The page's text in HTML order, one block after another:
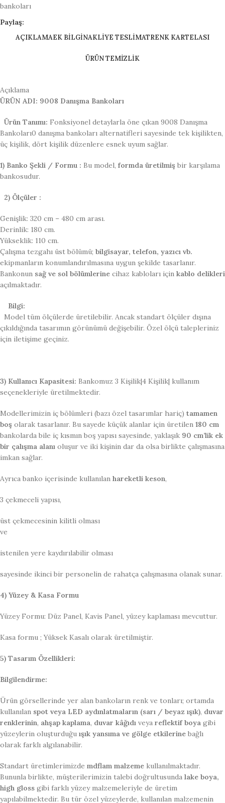
bankoları
Paylaş:
AÇIKLAMAEK BILGINAKLİYE TESLİMATRENK KARTELASI
ÜRÜN TEMİZLİK
Açıklama
ÜRÜN ADI: 9008 Danışma Bankoları
Ürün Tanımı: Fonksiyonel detaylarla öne çıkan 9008 Danışma
Bankoları0 danışma bankoları alternatifleri sayesinde tek kişilikten,
üç kişilik, dört kişilik düzenlere esnek uyum sağlar.
1) Banko Şekli / Formu : Bu model, formda üretilmiş bir karşılama
bankosudur.
2) Ölçüler :
Genişlik: 320 cm – 480 cm arası.
Derinlik: 180 cm.
Yükseklik: 110 cm.
Çalışma tezgahı üst bölümü; bilgisayar, telefon, yazıcı vb.
ekipmanların konumlandırılmasına uygun şekilde tasarlanır.
Bankonun sağ ve sol bölümlerine cihaz kabloları için kablo delikleri
açılmaktadır.
Bilgi:
Model tüm ölçülerde üretilebilir. Ancak standart ölçüler dışına
çıkıldığında tasarımın görünümü değişebilir. Özel ölçü talepleriniz
için iletişime geçiniz.
3) Kullanıcı Kapasitesi: Bankomuz 3 Kişilik|4 Kişilik| kullanım
seçenekleriyle üretilmektedir.
Modellerimizin iç bölümleri (bazı özel tasarımlar hariç) tamamen
boş olarak tasarlanır. Bu sayede küçük alanlar için üretilen 180 cm
bankolarda bile iç kısmın boş yapısı sayesinde, yaklaşık 90 cm’lik ek
bir çalışma alanı oluşur ve iki kişinin dar da olsa birlikte çalışmasına
imkan sağlar.
Ayrıca banko içerisinde kullanılan hareketli keson,
3 çekmeceli yapısı,
üst çekmecesinin kilitli olması
ve
istenilen yere kaydırılabilir olması
sayesinde ikinci bir personelin de rahatça çalışmasına olanak sunar.
4) Yüzey & Kasa Formu
Yüzey Formu: Düz Panel, Kavis Panel, yüzey kaplaması mevcuttur.
Kasa formu ; Yüksek Kasalı olarak üretilmiştir.
5) Tasarım Özellikleri:
Bilgilendirme:
Ürün görsellerinde yer alan bankoların renk ve tonları; ortamda
kullanılan spot veya LED aydınlatmaların (sarı / beyaz ışık), duvar
renklerinin, ahşap kaplama, duvar kâğıdı veya reflektif boya gibi
yüzeylerin oluşturduğu ışık yansıma ve gölge etkilerine bağlı
olarak farklı algılanabilir.
Standart üretimlerimizde mdflam malzeme kullanılmaktadır.
Bununla birlikte, müşterilerimizin talebi doğrultusunda lake boya,
high gloss gibi farklı yüzey malzemeleriyle de üretim
yapılabilmektedir. Bu tür özel yüzeylerde, kullanılan malzemenin